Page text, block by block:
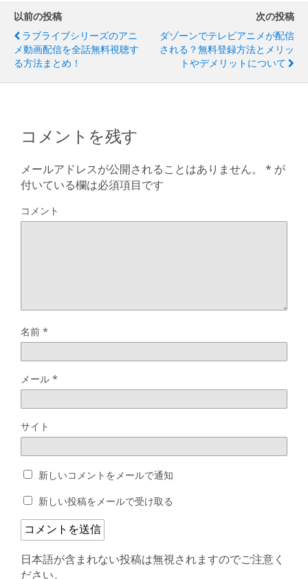
以前の投稿
ラブライブシリーズのアニ
メ動画配信を全話無料視聴す
る方法まとめ！
次の投稿
ダゾーンでテレビアニメが配信
される？無料登録方法とメリッ
トやデメリットについて
コメントを残す
メールアドレスが公開されることはありません。 * が
付いている欄は必須項目です
コメント
名前 *
メール *
サイト
新しいコメントをメールで通知
新しい投稿をメールで受け取る
日本語が含まれない投稿は無視されますのでご注意く
ださい。